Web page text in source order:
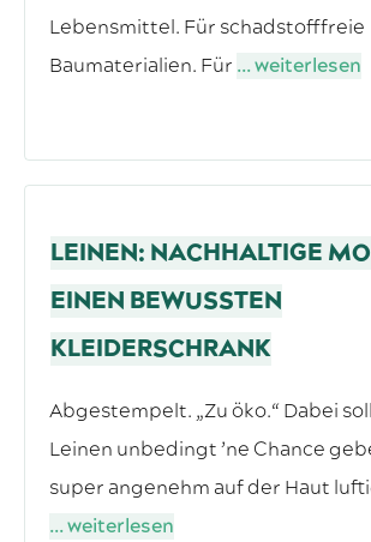
Lebensmittel. Für schadstofffreie
Baumaterialien. Für ... weiterlesen
LEINEN: NACHHALTIGE
EINEN BEWUSSTEN
KLEIDERSCHRANK
Abgestempelt. „Zu öko.“ Dabei
Leinen unbedingt ’ne Chance
super angenehm auf der Haut
... weiterlesen